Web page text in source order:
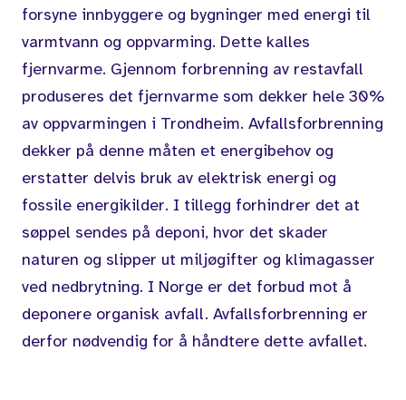
forsyne innbyggere og bygninger med energi til
varmtvann og oppvarming. Dette kalles
fjernvarme. Gjennom forbrenning av restavfall
produseres det fjernvarme som dekker hele 30%
av oppvarmingen i Trondheim. Avfallsforbrenning
dekker på denne måten et energibehov og
erstatter delvis bruk av elektrisk energi og
fossile energikilder. I tillegg forhindrer det at
søppel sendes på deponi, hvor det skader
naturen og slipper ut miljøgifter og klimagasser
ved nedbrytning. I Norge er det forbud mot å
deponere organisk avfall. Avfallsforbrenning er
derfor nødvendig for å håndtere dette avfallet.